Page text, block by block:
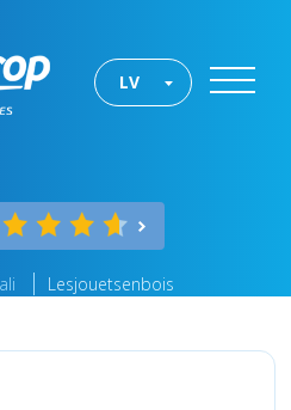
LV
Lesjouetsenbois